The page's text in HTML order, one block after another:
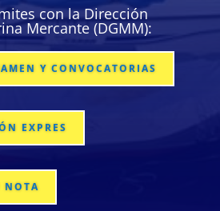
con la Dirección
Mercante (DGMM):
Y CONVOCATORIAS
EXPRES
NOTA